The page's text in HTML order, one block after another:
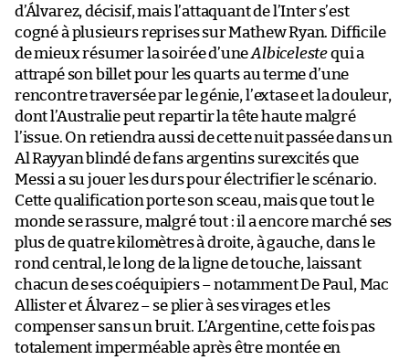
d’Álvarez, décisif, mais l’attaquant de l’Inter s’est
cogné à plusieurs reprises sur Mathew Ryan. Difficile
de mieux résumer la soirée d’uneAlbicelestequi a
attrapé son billet pour les quarts au terme d’une
rencontre traversée par le génie, l’extase et la douleur,
dont l’Australie peut repartir la tête haute malgré
l’issue. On retiendra aussi de cette nuit passée dans un
Al Rayyan blindé de fans argentins surexcités que
Messi a su jouer les durs pour électrifier le scénario.
Cette qualification porte son sceau, mais que tout le
monde se rassure, malgré tout : il a encore marché ses
plus de quatre kilomètres à droite, à gauche, dans le
rond central, le long de la ligne de touche, laissant
chacun de ses coéquipiers – notamment De Paul, Mac
Allister et Álvarez – se plier à ses virages et les
compenser sans un bruit. L’Argentine, cette fois pas
totalement imperméable après être montée en